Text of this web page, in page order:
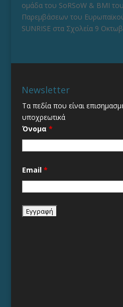
ομάδα του SoRSoW & BMI
Παρεμβάσεων του
SUNRISE στα Σχολεία 9
Newsletter
Τα πεδία που είναι
υποχρεωτικά
Όνομα *
Email *